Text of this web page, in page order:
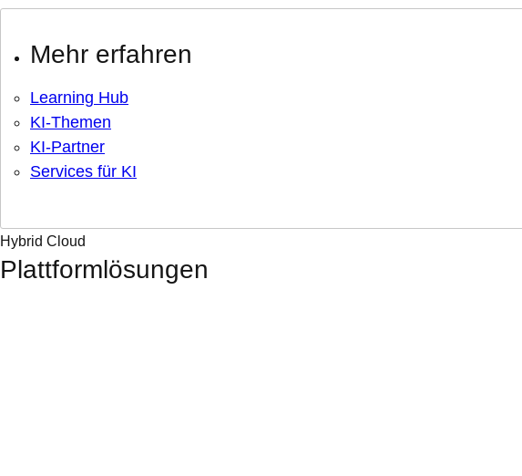
Mehr erfahren
Learning Hub
KI-Themen
KI-Partner
Services für KI
Hybrid Cloud
Plattformlösungen